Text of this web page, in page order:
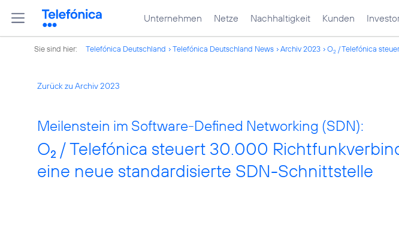
Unternehmen Netze Nachhaltigkeit Kunden
Sie sind hier: Telefónica Deutschland Telefónica Deutschland News Archiv 2023 O2 / Telefónica
Zurück zu Archiv 2023
Meilenstein im Software-Defined Networking (SDN):
O2 / Telefónica steuert 30.000
eine neue standardisierte SDN-Schnittstelle